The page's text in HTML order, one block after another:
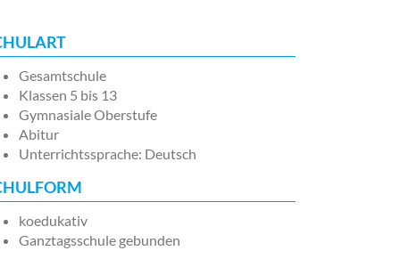
Gesamtschule
Klassen 5 bis 13
Gymnasiale Oberstufe
Abitur
Unterrichtssprache: Deutsch
koedukativ
Ganztagsschule gebunden